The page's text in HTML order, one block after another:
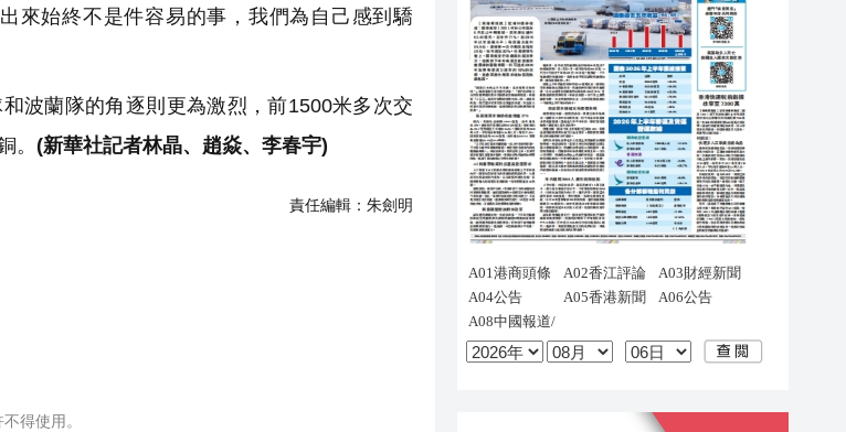
來始終不是件容易的事，我們為自己感到驕
波蘭隊的角逐則更為激烈，前1500米多次交
。 (新華社記者林晶、趙焱、李春宇)
責任編輯： 朱劍明
得使用。